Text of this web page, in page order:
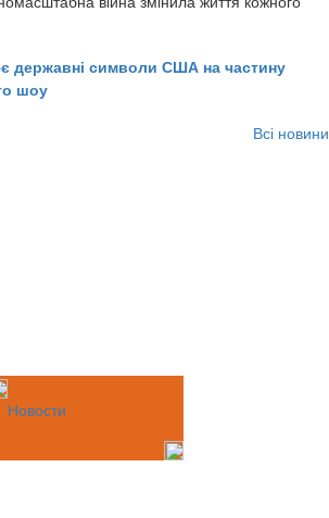
державні символи США на частину
шоу
Всі новини
Новости